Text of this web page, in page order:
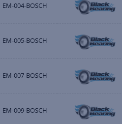
EM-004-BOSCH
EM-005-BOSCH
EM-007-BOSCH
EM-009-BOSCH